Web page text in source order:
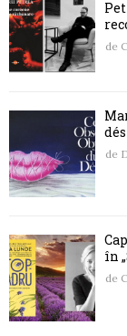
de
de
în
de